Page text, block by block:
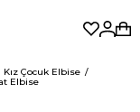
Kız Çocuk Elbise
Elbise